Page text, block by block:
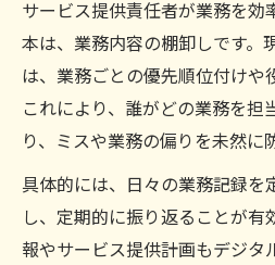
サービス提供責任者が業務を効
本は、業務内容の棚卸しです。
は、業務ごとの優先順位付けや
これにより、誰がどの業務を担
り、ミスや業務の偏りを未然に
具体的には、日々の業務記録を
し、定期的に振り返ることが有
報やサービス提供計画もデジタ